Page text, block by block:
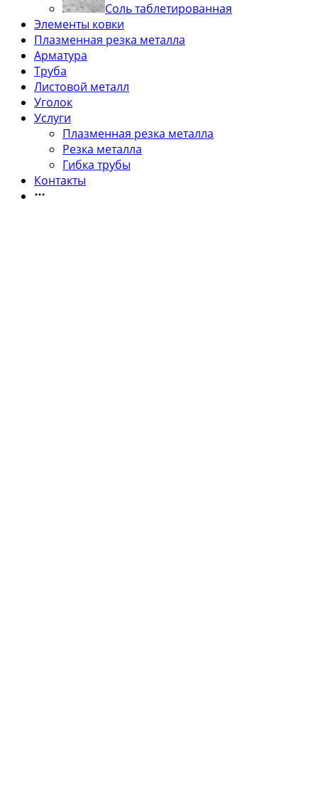
Соль таблетированная
Элементы ковки
Плазменная резка металла
Арматура
Труба
Листовой металл
Уголок
Услуги
Плазменная резка металла
Резка металла
Гибка трубы
Контакты